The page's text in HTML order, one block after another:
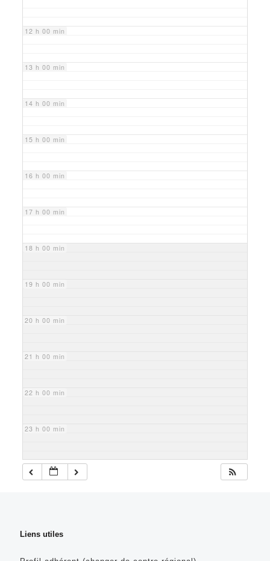
12 h 00 min
13 h 00 min
14 h 00 min
15 h 00 min
16 h 00 min
17 h 00 min
18 h 00 min
19 h 00 min
20 h 00 min
21 h 00 min
22 h 00 min
23 h 00 min
Liens utiles